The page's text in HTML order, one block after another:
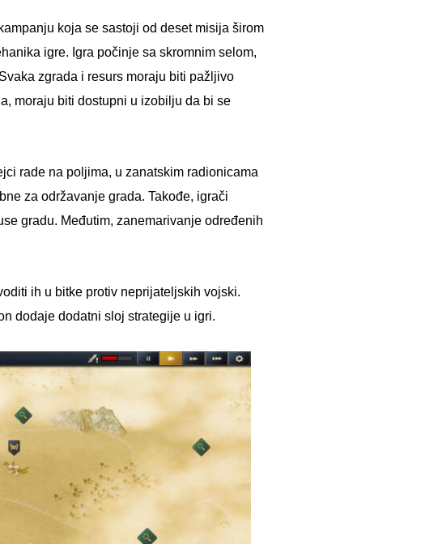
koja se sastoji od deset misija širom
igre. Igra počinje sa skromnim selom,
zgrada i resurs moraju biti pažljivo
moraju biti dostupni u izobilju da bi se
rade na poljima, u zanatskim radionicama
za održavanje grada. Takođe, igrači
gradu. Međutim, zanemarivanje određenih
ih u bitke protiv neprijateljskih vojski.
dodaje dodatni sloj strategije u igri.